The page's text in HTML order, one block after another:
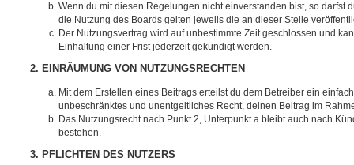
Wenn du mit diesen Regelungen nicht einverstanden bist, so darfst
die Nutzung des Boards gelten jeweils die an dieser Stelle
Der Nutzungsvertrag wird auf unbestimmte Zeit geschlossen und
Einhaltung einer Frist jederzeit gekündigt werden.
2. EINRÄUMUNG VON NUTZUNGSRECHTEN
Mit dem Erstellen eines Beitrags erteilst du dem Betreiber ein
unbeschränktes und unentgeltliches Recht, deinen Beitrag im
Das Nutzungsrecht nach Punkt 2, Unterpunkt a bleibt auch nach
bestehen.
3. PFLICHTEN DES NUTZERS